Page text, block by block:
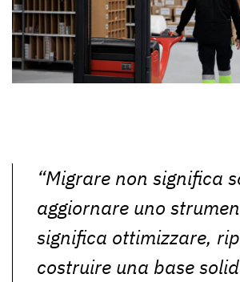
“Migrare non significa
aggiornare uno
significa ottimizzare,
costruire una base